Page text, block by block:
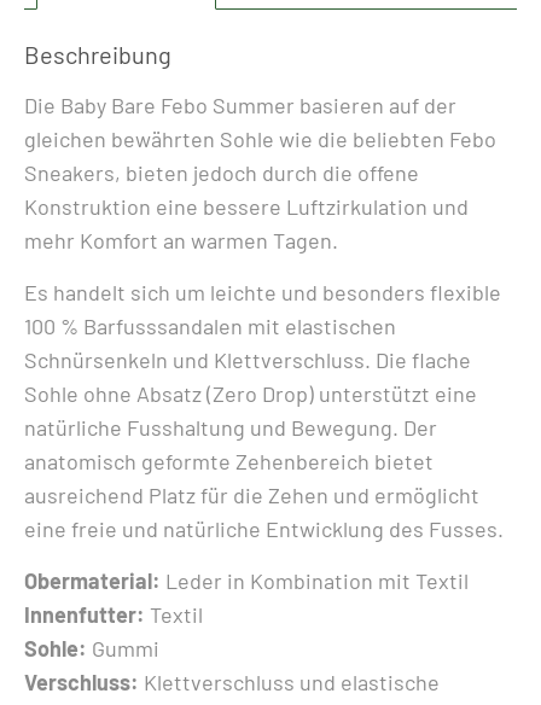
SUMMER
NAVY
Beschreibung
Die Baby Bare Febo Summer basieren auf der
gleichen bewährten Sohle wie die beliebten Febo
Sneakers, bieten jedoch durch die offene
Konstruktion eine bessere Luftzirkulation und
mehr Komfort an warmen Tagen.
Es handelt sich um leichte und besonders flexible
100 % Barfusssandalen mit elastischen
Schnürsenkeln und Klettverschluss. Die flache
Sohle ohne Absatz (Zero Drop) unterstützt eine
natürliche Fusshaltung und Bewegung. Der
anatomisch geformte Zehenbereich bietet
ausreichend Platz für die Zehen und ermöglicht
eine freie und natürliche Entwicklung des Fusses.
Obermaterial: Leder in Kombination mit Textil
Innenfutter: Textil
Sohle: Gummi
Verschluss: Klettverschluss und elastische